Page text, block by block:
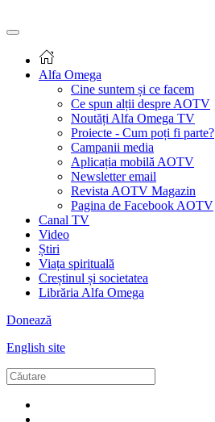
Alfa Omega
Cine suntem și ce facem
Ce spun alții despre AOTV
Noutăți Alfa Omega TV
Proiecte - Cum poți fi parte?
Campanii media
Aplicația mobilă AOTV
Newsletter email
Revista AOTV Magazin
Pagina de Facebook AOTV
Canal TV
Video
Știri
Viața spirituală
Creștinul și societatea
Librăria Alfa Omega
Donează
English site